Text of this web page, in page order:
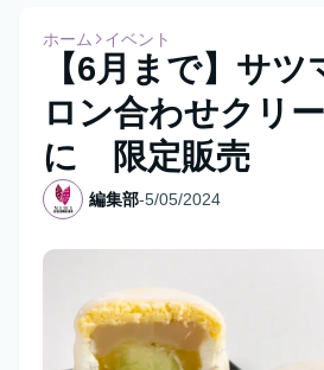
ホーム イベント
【6月まで】サツ
ロン合わせクリ
に 限定販売
編集部-5/05/2024